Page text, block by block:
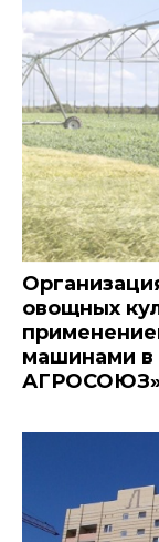
овощных
машинами